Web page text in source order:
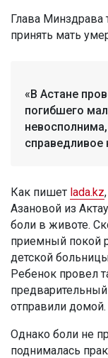
Глава Минздрава
принять мать
«В Астане
погибшего
справедливое
Как пишет lada.kz
Азановой из
боли в животе.
приемный покой
детской
Ребенок провел
отправили домой.
Однако боли не
поднималась